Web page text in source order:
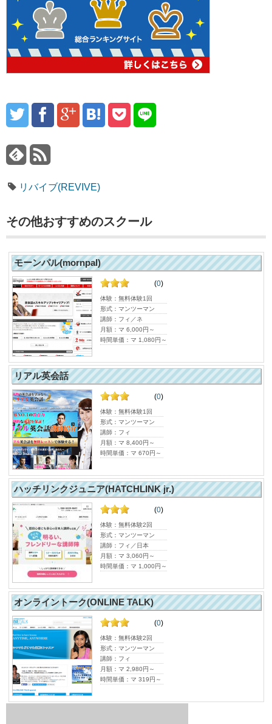
リバイブ(REVIVE)
その他おすすめのスクール
モーンパル(mornpal)
(0)
体験：無料体験1回
形式：マンツーマン
講師：フィ／ネ
月額：マ 6,000円～
時間単価：マ 1,080円～
リアル英会話
(0)
体験：無料体験1回
形式：マンツーマン
講師：フィ
月額：マ 8,400円～
時間単価：マ 670円～
ハッチリンクジュニア(HATCHLINK jr.)
(0)
体験：無料体験2回
形式：マンツーマン
講師：フィ／日本
月額：マ 3,060円～
時間単価：マ 1,000円～
オンライントーク(ONLINE TALK)
(0)
体験：無料体験2回
形式：マンツーマン
講師：フィ
月額：マ 2,980円～
時間単価：マ 319円～